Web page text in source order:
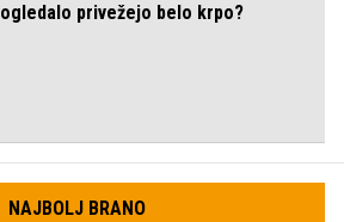
ogledalo privežejo belo krpo?
NAJBOLJ BRANO